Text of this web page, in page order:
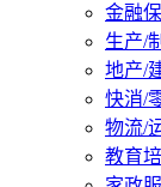
金融
生产/
地产/
快消/
物流/
教育